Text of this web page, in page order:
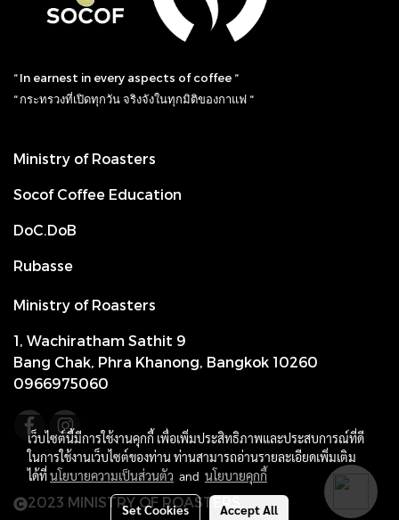
“ In earnest in every aspects of coffee “
“ กระทรวงที่เปิดทุกวัน จริงจังในทุกมิติของกาแฟ “
Ministry of Roasters
Socof Coffee Education
DoC.DoB
Rubasse
Ministry of Roasters
1, Wachiratham Sathit 9
Bang Chak, Phra Khanong, Bangkok 10260
0966975060
2023 MINISTRY OF ROASTERS
เว็บไซต์นี้มีการใช้งานคุกกี้ เพื่อเพิ่มประสิทธิภาพและประสบการณ์ที่ดี
ในการใช้งานเว็บไซต์ของท่าน ท่านสามารถอ่านรายละเอียดเพิ่มเติม
ได้ที่นโยบายความเป็นส่วนตัว and นโยบายคุกกี้
Set Cookies Accept All